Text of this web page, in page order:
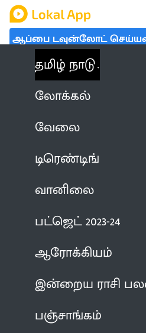
ஆப்பை டவுன்லோட்
தமிழ் நாடு
லோக்கல்
வேலை
டிரெண்டிங்
வானிலை
பட்ஜெட் 2023-24
ஆரோக்கியம்
இன்றைய ராசி
பஞ்சாங்கம்